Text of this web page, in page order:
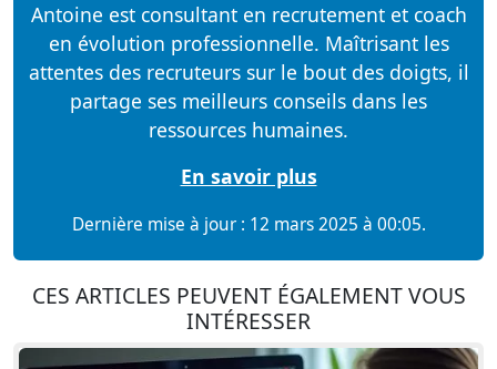
Antoine est consultant en recrutement et coach
en évolution professionnelle. Maîtrisant les
attentes des recruteurs sur le bout des doigts, il
partage ses meilleurs conseils dans les
ressources humaines.
En savoir plus
Dernière mise à jour : 12 mars 2025 à 00:05.
CES ARTICLES PEUVENT ÉGALEMENT VOUS
INTÉRESSER